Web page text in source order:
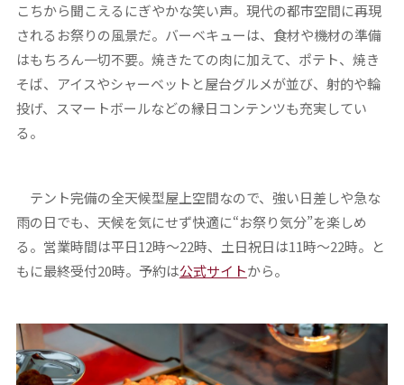
こちから聞こえるにぎやかな笑い声。現代の都市空間に再現
されるお祭りの風景だ。バーベキューは、食材や機材の準備
はもちろん一切不要。焼きたての肉に加えて、ポテト、焼き
そば、アイスやシャーベットと屋台グルメが並び、射的や輪
投げ、スマートボールなどの縁日コンテンツも充実してい
る。
テント完備の全天候型屋上空間なので、強い日差しや急な
雨の日でも、天候を気にせず快適に“お祭り気分”を楽しめ
る。営業時間は平日12時～22時、土日祝日は11時～22時。と
もに最終受付20時。予約は公式サイトから。